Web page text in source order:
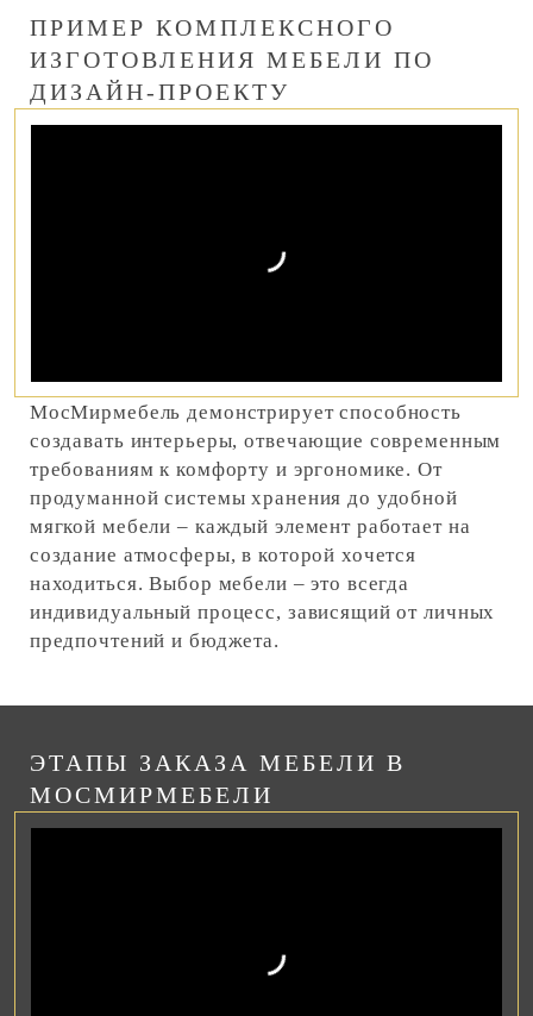
ПРИМЕР КОМПЛЕКСНОГО
ИЗГОТОВЛЕНИЯ МЕБЕЛИ ПО
ДИЗАЙН-ПРОЕКТУ
МосМирмебель демонстрирует способность
создавать интерьеры, отвечающие современным
требованиям к комфорту и эргономике. От
продуманной системы хранения до удобной
мягкой мебели – каждый элемент работает на
создание атмосферы, в которой хочется
находиться. Выбор мебели – это всегда
индивидуальный процесс, зависящий от личных
предпочтений и бюджета.
ЭТАПЫ ЗАКАЗА МЕБЕЛИ В
МОСМИРМЕБЕЛИ